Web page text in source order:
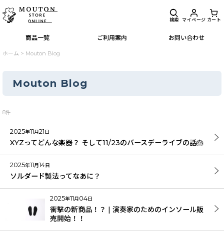
商品一覧 ご利用案内 お問い合わせ
検索 マイページ カート
ホーム > Mouton Blog
Mouton Blog
キーワード
カテゴリ:
8件
2025年11月21日
XYZってどんな楽器？ そして11/23のバースデーライブの話🎂
2025年11月14日
ソルダード製法ってなあに？
2025年11月04日
衝撃の新商品！？ | 演奏家のためのインソール販
売開始！！